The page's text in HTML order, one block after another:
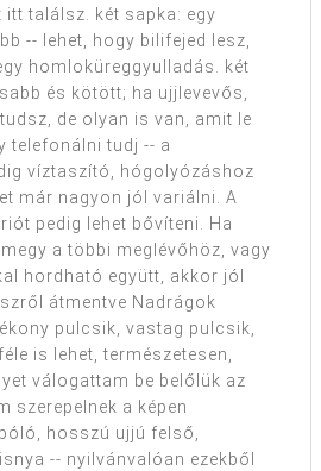
találsz. két sapka: egy
-- lehet, hogy bilifejed lesz,
homloküreggyulladás. két
és kötött; ha ujjlevevős,
de olyan is van, amit le
telefonálni tudj -- a
víztaszító, hógolyózáshoz
már nagyon jól variálni. A
pedig lehet bővíteni. Ha
a többi meglévőhöz, vagy
hordható együtt, akkor jól
átmentve Nadrágok
pulcsik, vastag pulcsik,
is lehet, természetesen,
válogattam be belőlük az
szerepelnek a képen
hosszú ujjú felső,
-- nyilvánvalóan ezekből